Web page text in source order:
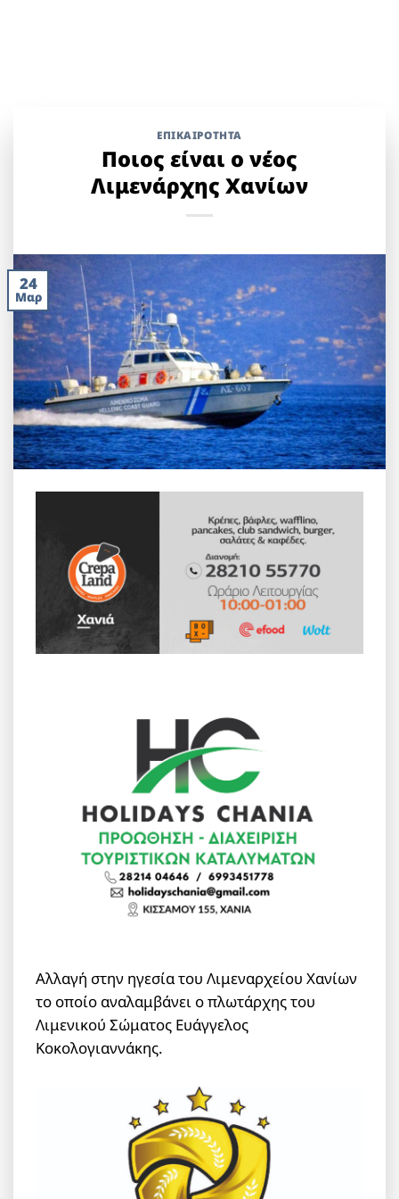
ΕΠΙΚΑΙΡΟΤΗΤΑ
Ποιος είναι ο νέος
Λιμενάρχης Χανίων
24
Μαρ
Αλλαγή στην ηγεσία του Λιμεναρχείου Χανίων
το οποίο αναλαμβάνει ο πλωτάρχης του
Λιμενικού Σώματος Ευάγγελος
Κοκολογιαννάκης.